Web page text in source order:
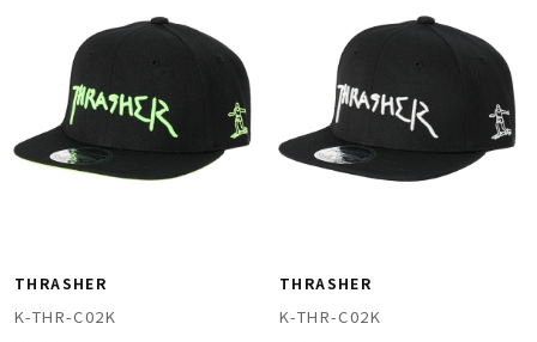
RIDE LIFE MAGAZINE一
スタッフスナップ
中古/アウトレット サー
中古/アウトレット スノ
ー
店頭受取サービス
ギフトラッピング
アフターサポート
下取り保証について
よくある質問
店舗一覧
お問い合わせ
ニュース
THRASHER
K-THR-C02K
THRASHER
K-THR-C02K